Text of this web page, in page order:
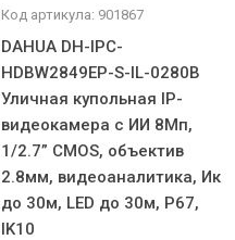
Код артикула: 901867
DAHUA DH-IPC-
HDBW2849EP-S-IL-0280B
Уличная купольная IP-
видеокамера с ИИ 8Мп,
1/2.7” CMOS, объектив
2.8мм, видеоаналитика, Ик
до 30м, LED до 30м, P67,
IK10